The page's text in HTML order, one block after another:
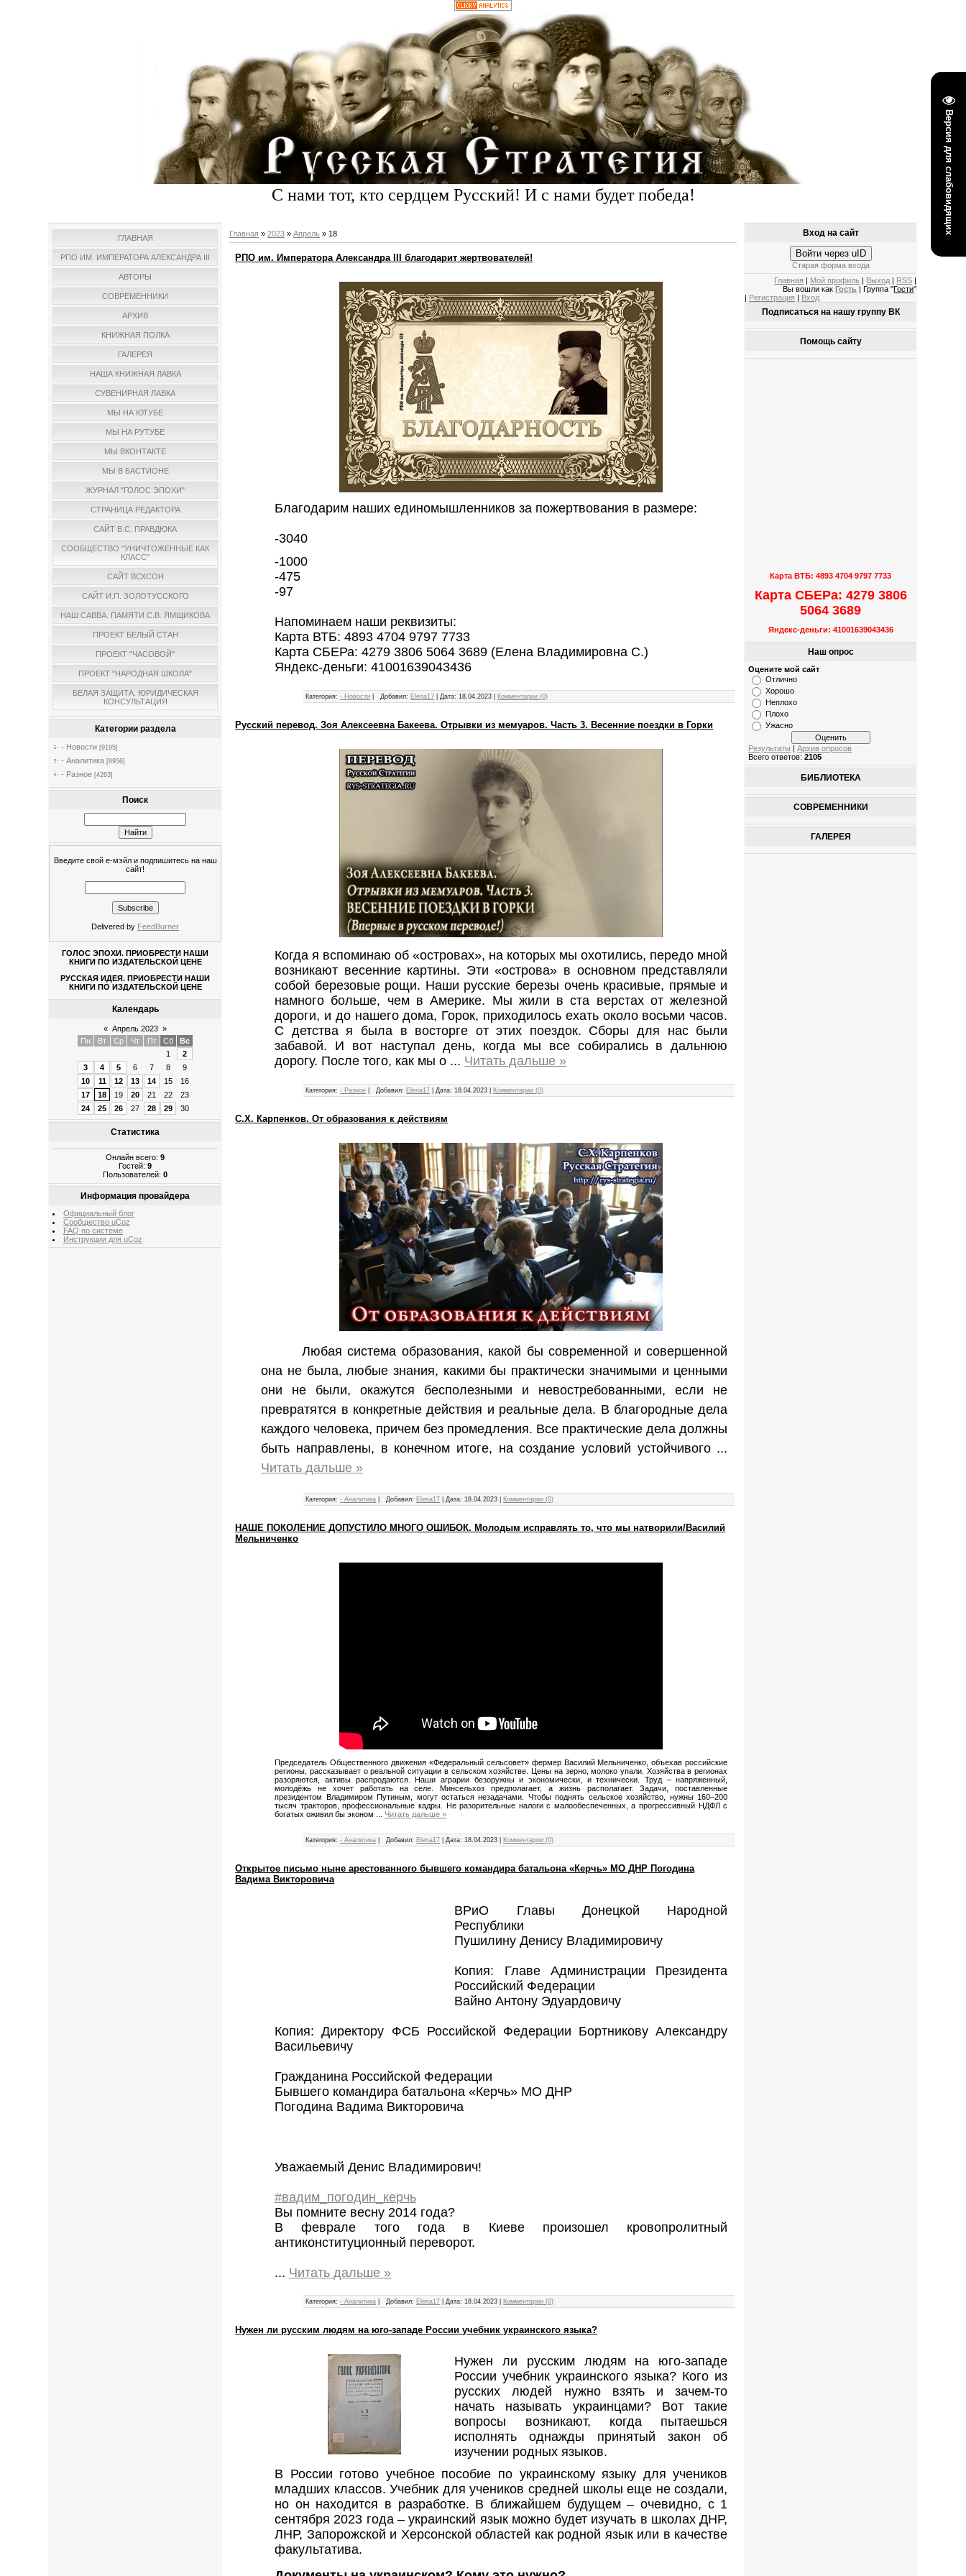
Версия для слабовидящих
С нами тот, кто сердцем Русский! И с нами будет победа!
ГЛАВНАЯ
РПО ИМ. ИМПЕРАТОРА АЛЕКСАНДРА III
АВТОРЫ
СОВРЕМЕННИКИ
АРХИВ
КНИЖНАЯ ПОЛКА
ГАЛЕРЕЯ
НАША КНИЖНАЯ ЛАВКА
СУВЕНИРНАЯ ЛАВКА
МЫ НА ЮТУБЕ
МЫ НА РУТУБЕ
МЫ ВКОНТАКТЕ
МЫ В БАСТИОНЕ
ЖУРНАЛ "ГОЛОС ЭПОХИ"
СТРАНИЦА РЕДАКТОРА
САЙТ В.С. ПРАВДЮКА
СООБЩЕСТВО "УНИЧТОЖЕННЫЕ КАК
КЛАСС"
САЙТ ВСХСОН
САЙТ И.П. ЗОЛОТУССКОГО
НАШ САВВА. ПАМЯТИ С.В. ЯМЩИКОВА
ПРОЕКТ БЕЛЫЙ СТАН
ПРОЕКТ "ЧАСОВОЙ"
ПРОЕКТ "НАРОДНАЯ ШКОЛА"
БЕЛАЯ ЗАЩИТА. ЮРИДИЧЕСКАЯ
КОНСУЛЬТАЦИЯ
Категории раздела
- Новости [9195]
- Аналитика [8956]
- Разное [4263]
Поиск
Введите свой е-мэйл и подпишитесь на наш
сайт!
Delivered by FeedBurner
ГОЛОС ЭПОХИ. ПРИОБРЕСТИ НАШИ
КНИГИ ПО ИЗДАТЕЛЬСКОЙ ЦЕНЕ
РУССКАЯ ИДЕЯ. ПРИОБРЕСТИ НАШИ
КНИГИ ПО ИЗДАТЕЛЬСКОЙ ЦЕНЕ
Календарь
« Апрель 2023 »
Пн
Вт Ср Чт Пт Сб
Вс
1
2
3
4 5 6 7 8
9
10
11 12 13 14 15
16
17
18 19 20 21 22
23
24
25 26 27 28 29 30
Статистика
Онлайн всего:9
Гостей:9
Пользователей:0
Информация провайдера
Официальный блог
Сообщество uCoz
FAQ по системе
Инструкции для uCoz
Главная »2023 » Апрель » 18
РПО им. Императора Александра III благодарит жертвователей!
Благодарим наших единомышленников за пожертвования в размере:
-3040
-1000
-475
-97
Напоминаем наши реквизиты:
Карта ВТБ: 4893 4704 9797 7733
Карта СБЕРа: 4279 3806 5064 3689 (Елена Владимировна С.)
Яндекс-деньги: 41001639043436
Категория: - Новости Добавил: Elena17 Дата: 18.04.2023 Комментарии (0)
Русский перевод. Зоя Алексеевна Бакеева. Отрывки из мемуаров. Часть 3. Весенние поездки в Горки
Когда я вспоминаю об «островах», на которых мы охотились, передо мной
возникают весенние картины. Эти «острова» в основном представляли
собой березовые рощи. Наши русские березы очень красивые, прямые и
намного больше, чем в Америке. Мы жили в ста верстах от железной
дороги, и до нашего дома, Горок, приходилось ехать около восьми часов.
С детства я была в восторге от этих поездок. Сборы для нас были
забавой. И вот наступал день, когда мы все собирались в дальнюю
дорогу. После того, как мы о ... Читать дальше »
Категория: - Разное Добавил: Elena17 |Дата: 18.04.2023 Комментарии (0)
С.Х. Карпенков. От образования к действиям
Любая система образования, какой бы современной и совершенной
она не была, любые знания, какими бы практически значимыми и ценными
они не были, окажутся бесполезными и невостребованными, если не
превратятся в конкретные действия и реальные дела. В благородные дела
каждого человека, причем без промедления. Все практические дела должны
быть направлены, в конечном итоге, на создание условий устойчивого ...
Читать дальше »
Категория: - Аналитика Добавил: Elena17 |Дата: 18.04.2023 Комментарии (0)
НАШЕ ПОКОЛЕНИЕ ДОПУСТИЛО МНОГО ОШИБОК. Молодым исправлять то, что мы натворили/Василий
Мельниченко
Председатель Общественного движения «Федеральный сельсовет» фермер Василий Мельниченко, объехав российские
регионы, рассказывает о реальной ситуации в сельском хозяйстве. Цены на зерно, молоко упали. Хозяйства в регионах
разоряются, активы распродаются. Наши аграрии безоружны и экономически, и технически. Труд – напряженный,
молодёжь не хочет работать на селе. Минсельхоз предполагает, а жизнь располагает. Задачи, поставленные
президентом Владимиром Путиным, могут остаться незадачами. Чтобы поднять сельское хозяйство, нужны 160–200
тысяч тракторов, профессиональные кадры. Не разорительные налоги с малообеспеченных, а прогрессивный НДФЛ с
богатых оживил бы эконом ... Читать дальше »
Категория: - Аналитика Добавил: Elena17 |Дата: 18.04.2023 Комментарии (0)
Открытое письмо ныне арестованного бывшего командира батальона «Керчь» МО ДНР Погодина
Вадима Викторовича
ВРиО Главы Донецкой Народной
Республики
Пушилину Денису Владимировичу
Копия: Главе Администрации Президента
Российский Федерации
Вайно Антону Эдуардовичу
Копия: Директору ФСБ Российской Федерации Бортникову Александру
Васильевичу
Гражданина Российской Федерации
Бывшего командира батальона «Керчь» МО ДНР
Погодина Вадима Викторовича
Уважаемый Денис Владимирович!
#вадим_погодин_керчь
Вы помните весну 2014 года?
В феврале того года в Киеве произошел кровопролитный
антиконституционный переворот.
... Читать дальше »
Категория: - Аналитика Добавил: Elena17 |Дата: 18.04.2023 Комментарии (0)
Нужен ли русским людям на юго-западе России учебник украинского языка?
Нужен ли русским людям на юго-западе
России учебник украинского языка? Кого из
русских людей нужно взять и зачем-то
начать называть украинцами? Вот такие
вопросы возникают, когда пытаешься
исполнять однажды принятый закон об
изучении родных языков.
В России готово учебное пособие по украинскому языку для учеников
младших классов. Учебник для учеников средней школы еще не создали,
но он находится в разработке. В ближайшем будущем – очевидно, с 1
сентября 2023 года – украинский язык можно будет изучать в школах ДНР,
ЛНР, Запорожской и Херсонской областей как родной язык или в качестве
факультатива.
Вход на сайт
Войти через uID
Старая форма входа
Главная
Мой профиль Выход RSS
Вы вошли как Гость | Группа "Гости"
Регистрация Вход
Подписаться на нашу группу ВК
Помощь сайту
Карта ВТБ: 4893 4704 9797 7733
Карта СБЕРа: 4279 3806
5064 3689
Яндекс-деньги: 41001639043436
Наш опрос
Оцените мой сайт
Отлично
Хорошо
Неплохо
Плохо
Ужасно
Результаты |Архив опросов
Всего ответов:2105
БИБЛИОТЕКА
СОВРЕМЕННИКИ
ГАЛЕРЕЯ